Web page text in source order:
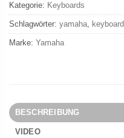
Kategorie: Keyboards
Schlagwörter: yamaha, keyboard
Marke: Yamaha
BESCHREIBUNG
VIDEO